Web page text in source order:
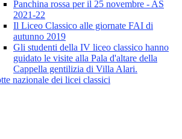
Panchina rossa per il 25 novembre - AS
2021-22
Il Liceo Classico alle giornate FAI di
autunno 2019
Gli studenti della IV liceo classico hanno
guidato le visite alla Pala d'altare della
Cappella gentilizia di Villa Alari.
nazionale dei licei classici